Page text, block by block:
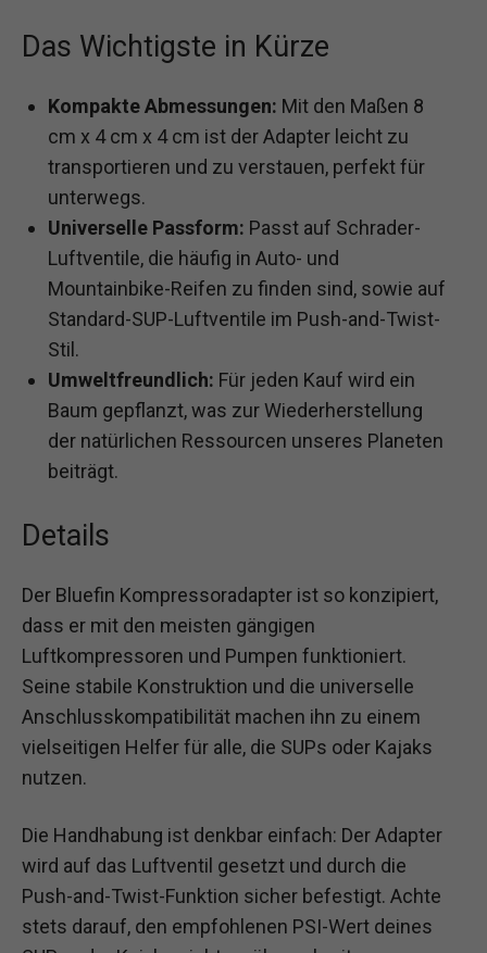
Das Wichtigste in Kürze
Kompakte Abmessungen: Mit den Maßen 8
cm x 4 cm x 4 cm ist der Adapter leicht zu
transportieren und zu verstauen, perfekt für
unterwegs.
Universelle Passform: Passt auf Schrader-
Luftventile, die häufig in Auto- und
Mountainbike-Reifen zu finden sind, sowie auf
Standard-SUP-Luftventile im Push-and-Twist-
Stil.
Umweltfreundlich: Für jeden Kauf wird ein
Baum gepflanzt, was zur Wiederherstellung
der natürlichen Ressourcen unseres Planeten
beiträgt.
Details
Der Bluefin Kompressoradapter ist so konzipiert,
dass er mit den meisten gängigen
Luftkompressoren und Pumpen funktioniert.
Seine stabile Konstruktion und die universelle
Anschlusskompatibilität machen ihn zu einem
vielseitigen Helfer für alle, die SUPs oder Kajaks
nutzen.
Die Handhabung ist denkbar einfach: Der Adapter
wird auf das Luftventil gesetzt und durch die
Push-and-Twist-Funktion sicher befestigt. Achte
stets darauf, den empfohlenen PSI-Wert deines